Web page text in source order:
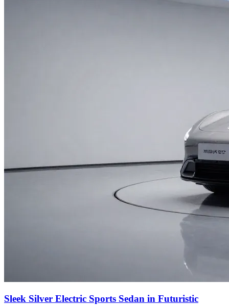
Sleek Silver Electric Sports Sedan in Futuristic